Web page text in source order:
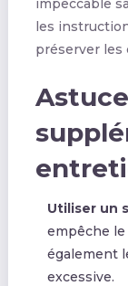
impeccable
les
préserver les
Utiliser un
empêche le
également
excessive.